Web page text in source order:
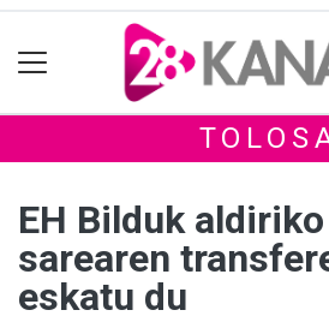
EH Bilduk
sarearen
eskatu du